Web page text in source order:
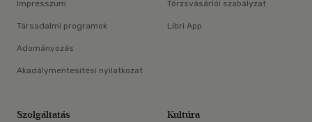
Impresszum
Társadalmi programok
Adományozás
Akadálymentesítési nyilatkozat
Törzsvásárlói szabályzat
Libri App
Szolgáltatás Kultúra